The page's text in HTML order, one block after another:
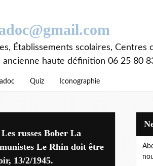
Établissements scolaires, Centres
haute définition 06 25 80
Quiz Iconographie
russes Bober La
Le Rhin doit être
13/2/1945.